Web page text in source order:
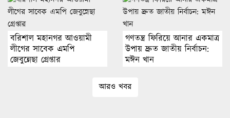
বরিশাল মহানগর আওয়ামী
লীগের সাবেক এমপি
জেবুন্নেছা গ্রেপ্তার
গণতন্ত্র ফিরিয়ে আনার একমাত্র
উপায় দ্রুত জাতীয় নির্বাচন:
মঈন খান
আরও খবর